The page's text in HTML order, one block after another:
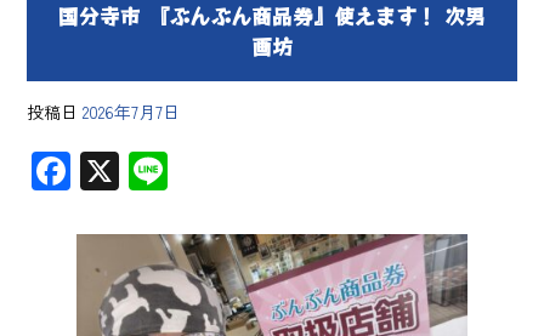
国分寺市 『ぶんぶん商品券』使えます！ 次男
画坊
投稿日 2026年7月7日
F
e
X